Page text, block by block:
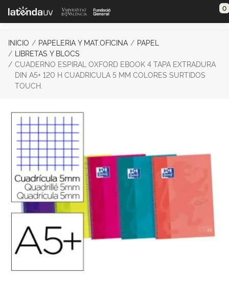
Saltar al contenido principal 0
INICIO PAPELERIA Y MAT.OFICINA
PAPEL
LIBRETAS Y BLOCS
CUADERNO ESPIRAL OXFORD EBOOK 4 TAPA EXTRADURA
DIN A5+ 120 H CUADRICULA 5 MM COLORES SURTIDOS
TOUCH.